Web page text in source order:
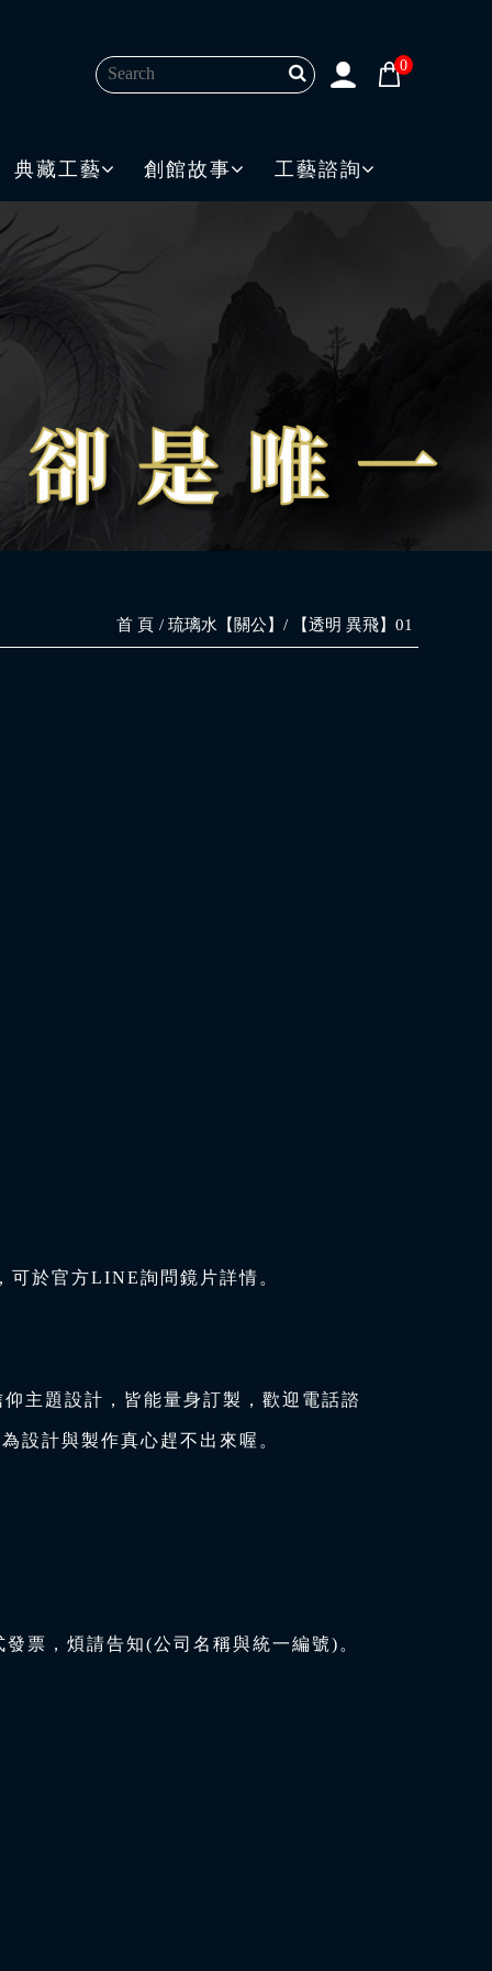
0
典藏工藝 創館故事 工藝諮詢
首 頁 琉璃水【關公】 【透明 異飛】01
可於官方LINE詢問鏡片詳情。
主題設計，皆能量身訂製，歡迎電話諮
設計與製作真心趕不出來喔。
票，煩請告知(公司名稱與統一編號)。